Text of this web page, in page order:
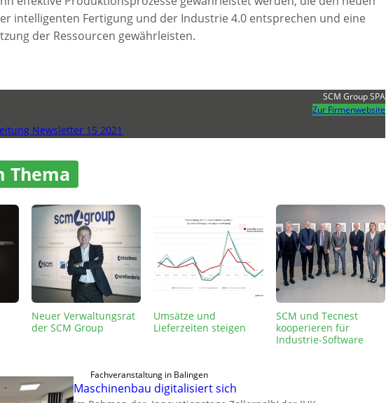
intelligenten Fertigung und der Industrie 4.0 entsprechen und eine
der Ressourcen gewährleisten.
Newsletter 15 2021
SCM Group SPA
Zur Firmenwebsite
Thema
Neuer Verwaltungsrat
der SCM Group
Umsätze und
Lieferzeiten steigen
SCM und Tecnest
kooperieren für
Industrie-Software
Fachveranstaltung in Balingen
Maschinenbau digitalisiert sich